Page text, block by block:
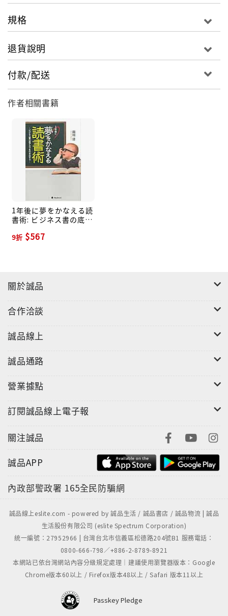
規格
退貨說明
付款/配送
作者相關書籍
1年後に夢をかなえる読
書術: ビジネス書の底ヂ
9折 $567
關於誠品
合作洽談
誠品線上
誠品通路
營業據點
訂閱誠品線上電子報
關注誠品
誠品APP
內政部警政署 165全民防騙網
誠品線上eslite.com - powered by 誠品生活 / 誠品書店 / 誠品物流 | 誠品
生活股份有限公司 (eslite Spectrum Corporation)
統一編號：27952966 | 台灣台北市信義區松德路204號B1 服務電話：
0800-666-798／+886-2-8789-8921
本網站已依台灣網站內容分級規定處理｜建議使用瀏覽器版本：Google
Chrome版本60以上 / Firefox版本48以上 / Safari 版本11以上
Passkey Pledge